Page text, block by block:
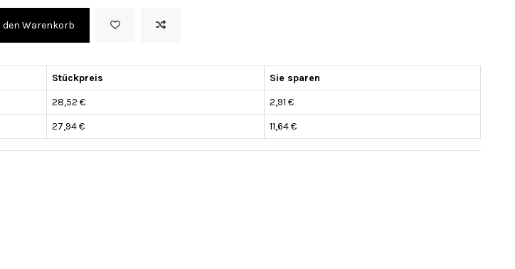
den Warenkorb
Stückpreis
Sie sparen
28,52 €
2,91 €
27,94 € 11,64 €